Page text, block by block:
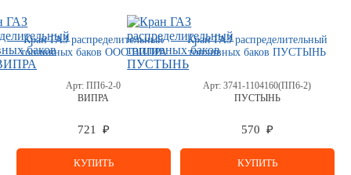
Кран ГАЗ распределительный
топливных баков ООО ВИПРА
Арт: ПП6-2-0
ВИПРА
721 ₽
КУПИТЬ
Кран ГАЗ распределительный
топливных баков ПУСТЫНЬ
Арт: 3741-1104160(ПП6-2)
ПУСТЫНЬ
570 ₽
КУПИТЬ